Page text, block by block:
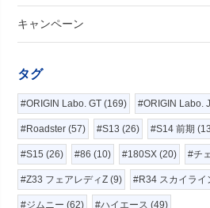
キャンペーン
タグ
#ORIGIN Labo. GT (169) #ORIGIN Labo.
#Roadster (57) #S13 (26) #S14 前期
#S15 (26) #86 (10) #180SX (20) #チ
#Z33 フェアレディZ (9) #R34 スカイライ
#ジムニー (62) #ハイエース (49)